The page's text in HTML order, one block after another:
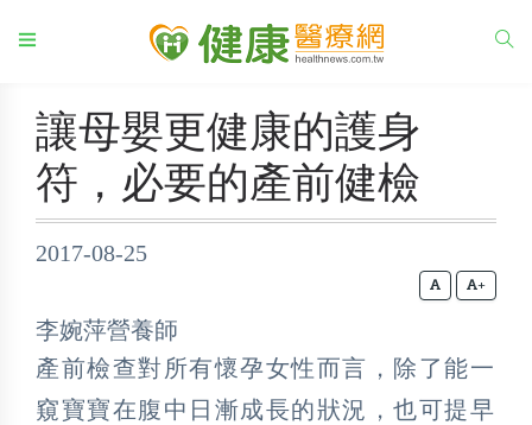
讓母嬰更健康的護身
符，必要的產前健檢
2017-08-25
+
李婉萍營養師
產前檢查對所有懷孕女性而言，除了能一
窺寶寶在腹中日漸成長的狀況，也可提早